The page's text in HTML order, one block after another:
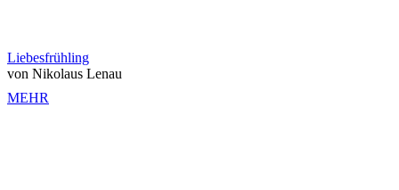
Liebesfrühling
von Nikolaus Lenau
MEHR